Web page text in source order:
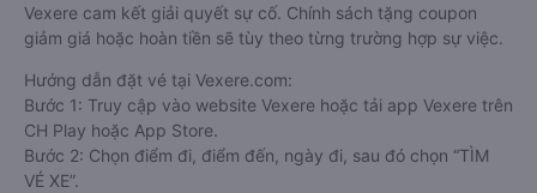
Vexere cam kết giải quyết sự cố. Chính sách tặng coupon
giảm giá hoặc hoàn tiền sẽ tùy theo từng trường hợp sự việc.
Hướng dẫn đặt vé tại Vexere.com:
Bước 1: Truy cập vào website Vexere hoặc tải app Vexere trên
CH Play hoặc App Store.
Bước 2: Chọn điểm đi, điểm đến, ngày đi, sau đó chọn “TÌM
VÉ XE”.